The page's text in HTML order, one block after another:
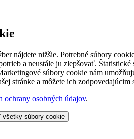
nájdete nižšie. Potrebné súbory
a neustále ju zlepšovať.
súbory cookie nám
stránke a môžete ich zodpovedajúcim
ochrany osobných údajov.
všetky súbory cookie